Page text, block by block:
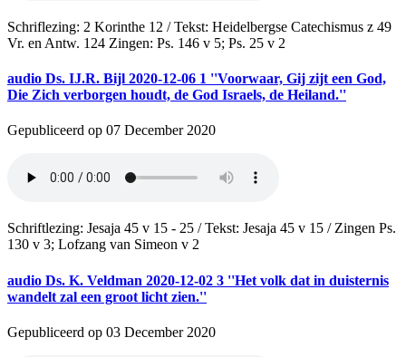
Schriflezing: 2 Korinthe 12 / Tekst: Heidelbergse Catechismus z 49
Vr. en Antw. 124 Zingen: Ps. 146 v 5; Ps. 25 v 2
audio Ds. IJ.R. Bijl 2020-12-06 1 ''Voorwaar, Gij zijt een God,
Die Zich verborgen houdt, de God Israels, de Heiland.''
Gepubliceerd op 07 December 2020
Schriftlezing: Jesaja 45 v 15 - 25 / Tekst: Jesaja 45 v 15 / Zingen Ps.
130 v 3; Lofzang van Simeon v 2
audio Ds. K. Veldman 2020-12-02 3 ''Het volk dat in duisternis
wandelt zal een groot licht zien.''
Gepubliceerd op 03 December 2020